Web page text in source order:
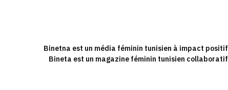
Binetna est un média féminin tunisien à impact positif
Bineta est un magazine féminin tunisien collaboratif